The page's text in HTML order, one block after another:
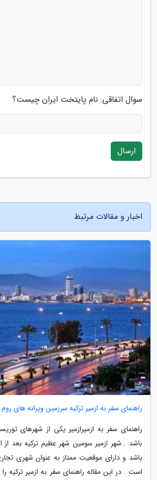
سوال اتفاقی: نام پایتخت ایران چیست؟
ارسال
اخبار و مقالات مرتبط
راهنمای سفر به ازمیر ترکیه سرزمین ویرانه های روم
راهنمای سفر به ازمیرازمیر یکی از شهرهای
باشد . شهر ازمیر سومین شهر عظیم ترکیه بعد از
باشد و دارای موقعیت ممتاز به عنوان شهری
است . در این مقاله راهنمای سفر به ازمیر ترکیه